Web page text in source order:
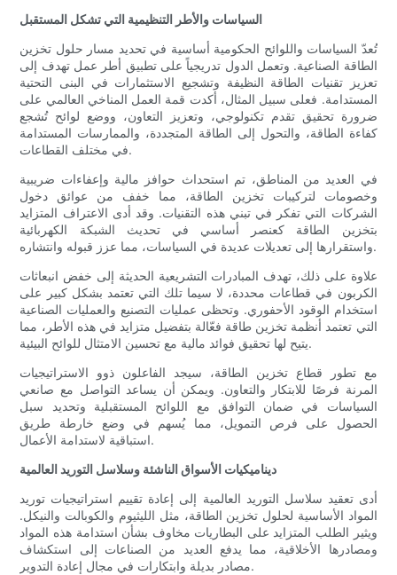
السياسات والأطر التنظيمية التي تشكل المستقبل
تُعدّ السياسات واللوائح الحكومية أساسية في تحديد مسار حلول تخزين
الطاقة الصناعية. وتعمل الدول تدريجياً على تطبيق أطر عمل تهدف إلى
تعزيز تقنيات الطاقة النظيفة وتشجيع الاستثمارات في البنى التحتية
المستدامة. فعلى سبيل المثال، أكدت قمة العمل المناخي العالمي على
ضرورة تحقيق تقدم تكنولوجي، وتعزيز التعاون، ووضع لوائح تُشجع
كفاءة الطاقة، والتحول إلى الطاقة المتجددة، والممارسات المستدامة
في مختلف القطاعات.
في العديد من المناطق، تم استحداث حوافز مالية وإعفاءات ضريبية
وخصومات لتركيبات تخزين الطاقة، مما خفف من عوائق دخول
الشركات التي تفكر في تبني هذه التقنيات. وقد أدى الاعتراف المتزايد
بتخزين الطاقة كعنصر أساسي في تحديث الشبكة الكهربائية
واستقرارها إلى تعديلات عديدة في السياسات، مما عزز قبوله وانتشاره.
علاوة على ذلك، تهدف المبادرات التشريعية الحديثة إلى خفض انبعاثات
الكربون في قطاعات محددة، لا سيما تلك التي تعتمد بشكل كبير على
استخدام الوقود الأحفوري. وتحظى عمليات التصنيع والعمليات الصناعية
التي تعتمد أنظمة تخزين طاقة فعّالة بتفضيل متزايد في هذه الأطر، مما
يتيح لها تحقيق فوائد مالية مع تحسين الامتثال للوائح البيئية.
مع تطور قطاع تخزين الطاقة، سيجد الفاعلون ذوو الاستراتيجيات
المرنة فرصًا للابتكار والتعاون. ويمكن أن يساعد التواصل مع صانعي
السياسات في ضمان التوافق مع اللوائح المستقبلية وتحديد سبل
الحصول على فرص التمويل، مما يُسهم في وضع خارطة طريق
استباقية لاستدامة الأعمال.
ديناميكيات الأسواق الناشئة وسلاسل التوريد العالمية
أدى تعقيد سلاسل التوريد العالمية إلى إعادة تقييم استراتيجيات توريد
المواد الأساسية لحلول تخزين الطاقة، مثل الليثيوم والكوبالت والنيكل.
ويثير الطلب المتزايد على البطاريات مخاوف بشأن استدامة هذه المواد
ومصادرها الأخلاقية، مما يدفع العديد من الصناعات إلى استكشاف
مصادر بديلة وابتكارات في مجال إعادة التدوير.